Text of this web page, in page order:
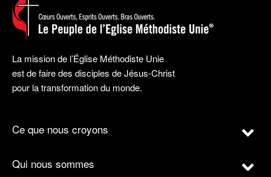
La mission de l’Église Méthodiste Unie
est de faire des disciples de Jésus-Christ
pour la transformation du monde.
Ce que nous croyons
Qui nous sommes